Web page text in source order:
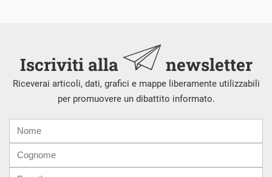
Iscriviti alla newsletter
Riceverai articoli, dati, grafici e mappe liberamente utilizzabili
per promuovere un dibattito informato.
mail